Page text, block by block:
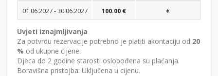
01.06.2027 - 30.06.2027
100.00 € €
Uvjeti iznajmljivanja
Za potvrdu rezervacije potrebno je platiti akontaciju od 20
% od ukupne cijene.
Djeca do 2 godine starosti oslobođena su plaćanja.
Boravišna pristojba: Uključena u cijenu.